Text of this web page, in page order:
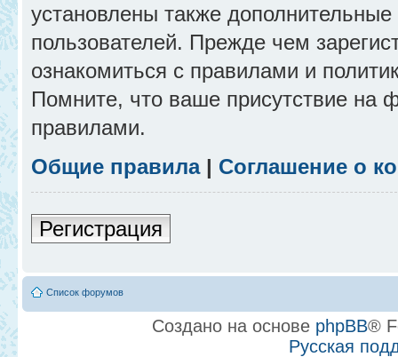
установлены также
пользователей. Прежде чем
ознакомиться с правилами и
Помните, что ваше присутствие на
правилами.
Общие правила| Соглашение о
Регистрация
Список форумов
Создано на основе phpBB®
Русская